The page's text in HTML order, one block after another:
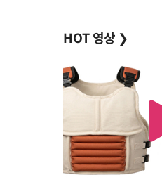
HOT 영상 ❯